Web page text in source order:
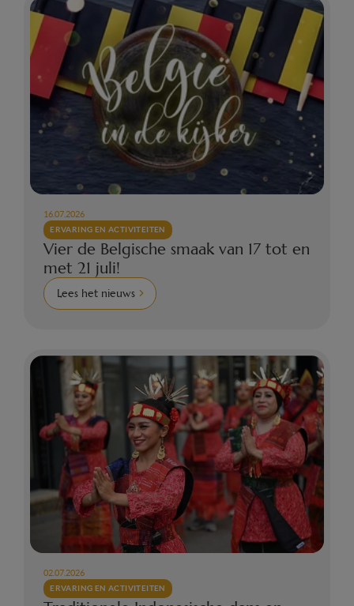
16.07.2026
ERVARING EN ACTIVITEITEN
Vier de Belgische smaak van 17 tot en
met 21 juli!
Lees het nieuws
02.07.2026
ERVARING EN ACTIVITEITEN